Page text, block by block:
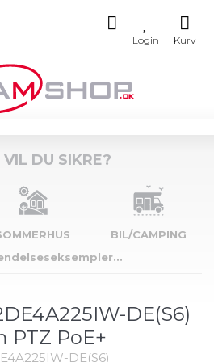
DU SIKRE?
BIL/CAMPING
DE(S6)
PTZ PoE+
DE(S6)